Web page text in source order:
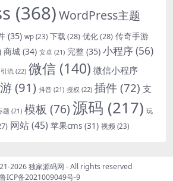
(368)WordPress主题
(35) wp (23) 下载(28) 优化(28) 传奇手游
商城 (34) 安卓 (21) 完整 (35) 小程序(56)
引流 (22) 微信 (140) 微信小程序
(91) 抖音 (21) 授权 (22) 插件 (72) 支
题 (21) 模板 (76)源码 (217) 玩
网站(45) 苹果cms (31) 视频 (23)
2026独家源码网 - All rights reserved
鲁ICP备2021009049号-9